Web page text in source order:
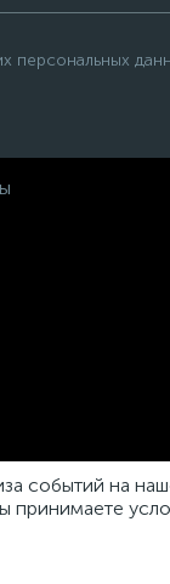
персональных
событий на